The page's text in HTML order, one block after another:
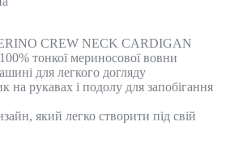
CREW NECK CARDIGAN
тонкої мериносової вовни
для легкого догляду
на рукавах і подолу для запобігання
який легко створити під свій